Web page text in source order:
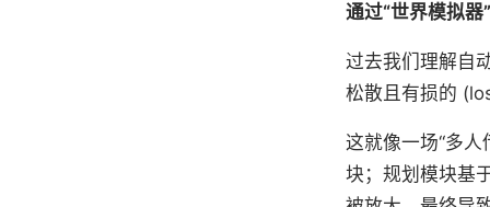
通过“世界模拟
过去我们理解自
松散且有损的
这就像一场“多
块；规划模块基